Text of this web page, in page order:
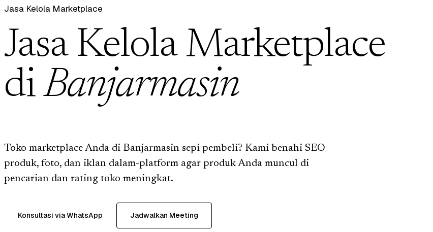
Jasa Kelola Marketplace
Jasa Kelola Marketplace
diBanjarmasin
Toko marketplace Anda di Banjarmasin sepi pembeli? Kami benahi SEO
produk, foto, dan iklan dalam-platform agar produk Anda muncul di
pencarian dan rating toko meningkat.
Konsultasi via WhatsApp Jadwalkan Meeting